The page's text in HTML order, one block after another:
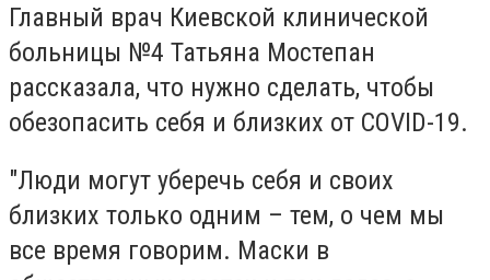
Главный врач Киевской клинической
больницы №4 Татьяна Мостепан
рассказала, что нужно сделать, чтобы
обезопасить себя и близких от COVID-19.
"Люди могут уберечь себя и своих
близких только одним – тем, о чем мы
все время говорим. Маски в